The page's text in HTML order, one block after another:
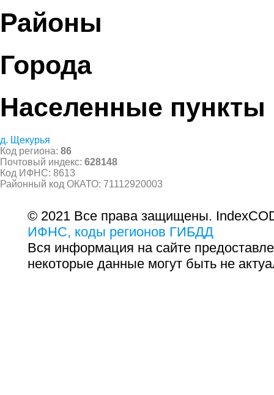
Районы
Города
Населенные пункты
д. Щекурья
Код региона: 86
Почтовый индекс: 628148
Код ИФНС: 8613
Районный код ОКАТО: 71112920003
© 2021 Все права защищены.
ИФНС, коды регионов ГИБДД
Вся информация на сайте
некоторые данные могут быть не